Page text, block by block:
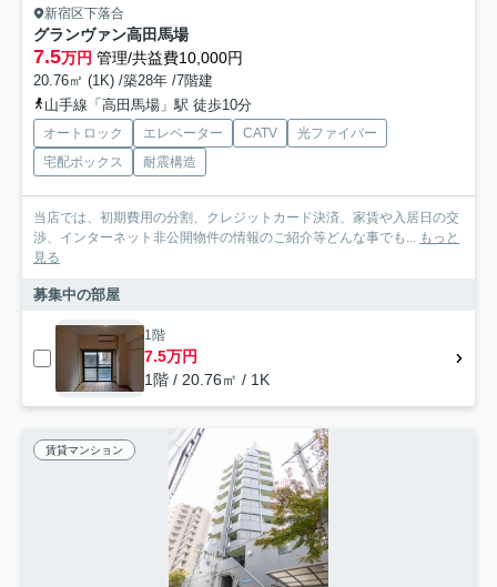
新宿区下落合
グランヴァン高田馬場
7.5万円 管理/共益費10,000円
20.76㎡ (1K) /築28年 /7階建
山手線「高田馬場」駅 徒歩10分
オートロック エレベーター CATV
光ファイバー
宅配ボックス
耐震構造
当店では、初期費用の分割、クレジットカード決済、家賃や入居日の交
渉、インターネット非公開物件の情報のご紹介等どんな事でも... もっと
見る
募集中の部屋
1階
7.5万円
1階 / 20.76㎡ / 1K
賃貸マンション